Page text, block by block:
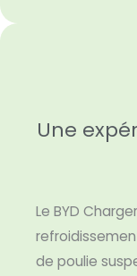
Une
Le BYD
de poulie